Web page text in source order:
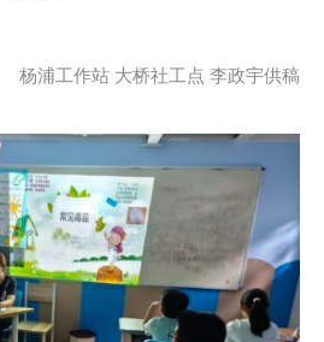
杨浦工作站 大桥社工点 李政宇供稿